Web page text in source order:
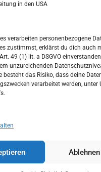
in den USA
verarbeiten personenbezogene
zustimmst, erklärst du dich auch
49 (1) lit. a DSGVO
unzureichenden
besteht das Risiko, dass deine
verarbeitet werden,
Ablehnen
10 11
17 18
24 25